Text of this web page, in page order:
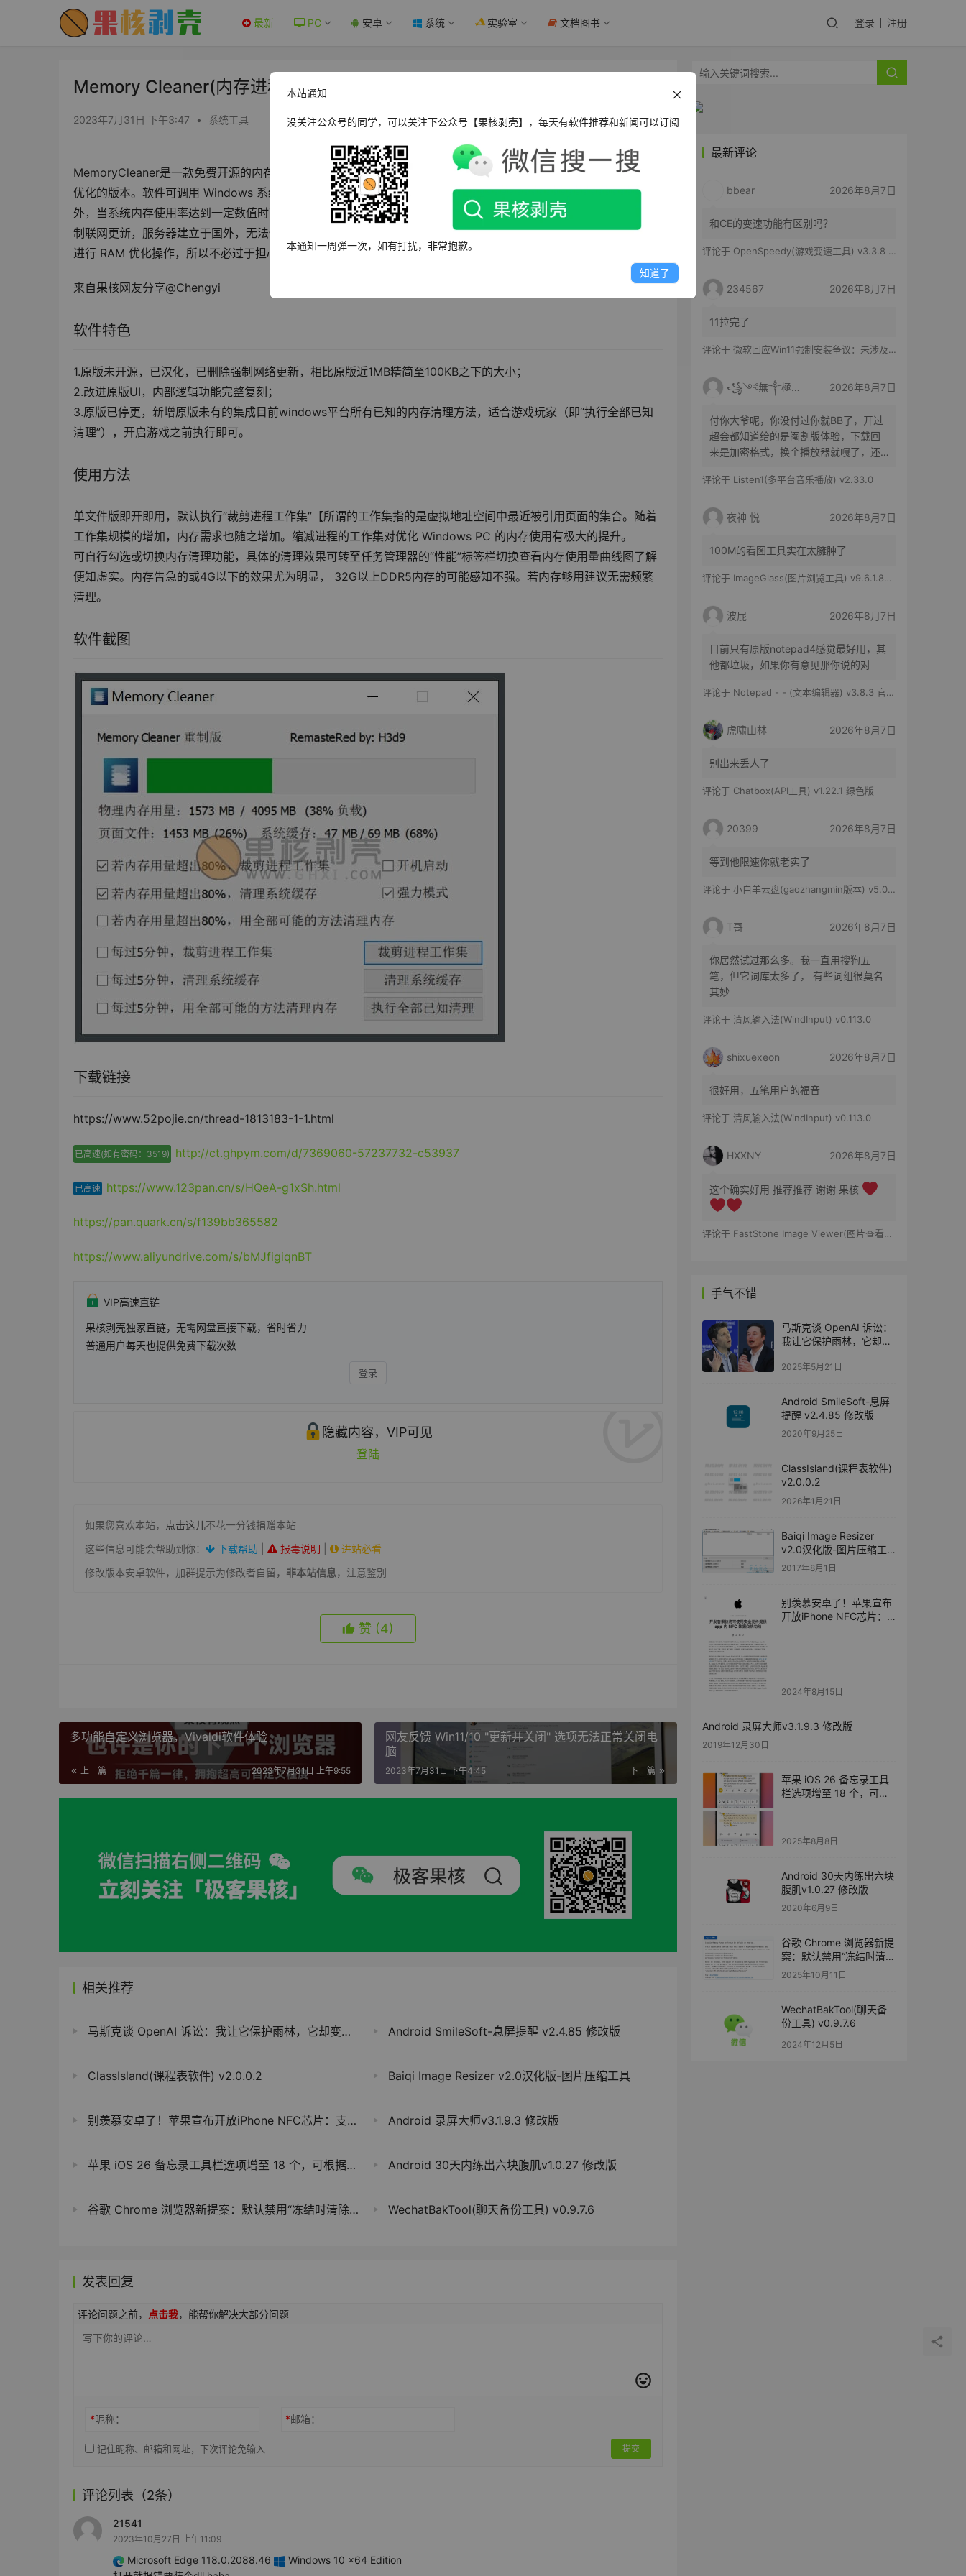
最新 PC 安卓 系统 实验室 文档图书 登录 注册
Memory Cleaner(内存进程清理工具) v22.10.1 单文件版 - 果核剥壳
2023年7月31日 下午3:47 • 系统工具
MemoryCleaner是一款免费开源的内存清理工具，功能强大，使用体验优于MemReduct。此为基于原版闭源而重制
优化的版本。软件可调用 Windows 系统内置的功能和能力来智能地释放无用内存空间,而不会影响到 PC 性能。另
外，当系统内存使用率达到一定数值时可自动执行对应的优化处理。原版致命的缺点则是无汉化甚至每次启动都需强
制联网更新，服务器建立于国外，无法使用。由于 Memory Cleaner 完全是调用了Windows 自身的内存优化功能来
进行 RAM 优化操作，所以不必过于担心此优化操作导致性能下降或内存出错。
来自果核网友分享@Chengyi
软件特色
1.原版未开源，已汉化，已删除强制网络更新，相比原版近1MB精简至100KB之下的大小；
2.改进原版UI，内部逻辑功能完整复刻；
3.原版已停更，新增原版未有的集成目前windows平台所有已知的内存清理方法，适合游戏玩家（即“执行全部已知
清理”），开启游戏之前执行即可。
使用方法
单文件版即开即用，默认执行“裁剪进程工作集”【所谓的工作集指的是虚拟地址空间中最近被引用页面的集合。随着
工作集规模的增加，内存需求也随之增加。缩减进程的工作集对优化 Windows PC 的内存使用有极大的提升。
可自行勾选或切换内存清理功能，具体的清理效果可转至任务管理器的“性能”标签栏切换查看内存使用量曲线图了解
便知虚实。内存告急的或4G以下的效果尤为明显， 32G以上DDR5内存的可能感知不强。若内存够用建议无需频繁
清理。
软件截图
下载链接
https://www.52pojie.cn/thread-1813183-1-1.html
已高速(如有密码：3519) http://ct.ghpym.com/d/7369060-57237732-c53937
已高速 https://www.123pan.cn/s/HQeA-g1xSh.html
https://pan.quark.cn/s/f139bb365582
https://www.aliyundrive.com/s/bMJfigiqnBT
VIP高速直链
果核剥壳独家直链，无需网盘直接下载，省时省力
普通用户每天也提供免费下载次数
登录
隐藏内容，VIP可见
登陆
如果您喜欢本站， 点击这儿不花一分钱捐赠本站
这些信息可能会帮助到你：
下载帮助 报毒说明
进站必看
修改版本安卓软件，加群提示为修改者自留， 非本站信息，注意鉴别
赞 (4)
多功能自定义浏览器，Vivaldi软件体验
上一篇 2023年7月31日 上午9:55
网友反馈 Win11/10 "更新并关闭" 选项无法正常关闭电
脑
下一篇
2023年7月31日 下午4:45
相关推荐
马斯克谈 OpenAI 诉讼：我让它保护雨林，它却变成了伐木公司 Android SmileSoft-息屏提醒 v2.4.85 修改版
ClassIsland(课程表软件) v2.0.0.2 Baiqi Image Resizer v2.0汉化版-图片压缩工具
别羡慕安卓了！苹果宣布开放iPhone NFC芯片：支持车钥匙、家门钥匙 Android 录屏大师v3.1.9.3 修改版
苹果 iOS 26 备忘录工具栏选项增至 18 个，可根据情境自适应切换 Android 30天内练出六块腹肌v1.0.27 修改版
谷歌 Chrome 浏览器新提案：默认禁用“冻结时清除内存”，多开标签页切换加载更顺畅 WechatBakTool(聊天备份工具) v0.9.7.6
发表回复
评论问题之前， 点击我，能帮你解决大部分问题
*昵称： *邮箱：
记住昵称、邮箱和网址，下次评论免输入 提交
评论列表（2条）
21541
2023年10月27日 上午11:09
Microsoft Edge 118.0.2088.46
Windows 10 x64 Edition
最新评论
bbear 2026年8月7日
和CE的变速功能有区别吗？
评论于 OpenSpeedy(游戏变速工具) v3.3.8 绿色版
234567 2026年8月7日
11拉完了
评论于 微软回应Win11强制安装争议：未涉及企业设备，承诺不用用户照片训练AI
꧁༺無༒極༻꧂ 2026年8月7日
付你大爷呢，你没付过你就BB了，开过
超会都知道给的是阉割版体验，下载回
来是加密格式，换个播放器就嘎了，还
评论于 Listen1(多平台音乐播放) v2.33.0
夜神 悦 2026年8月7日
100M的看图工具实在太臃肿了
评论于 ImageGlass(图片浏览工具) v9.6.1.807 官方便携版
波屁 2026年8月7日
目前只有原版notepad4感觉最好用，其
他都垃圾，如果你有意见那你说的对
评论于 Notepad - - (文本编辑器) v3.8.3 官方版
虎啸山林 2026年8月7日
别出来丢人了
评论于 Chatbox(API工具) v1.22.1 绿色版
20399 2026年8月7日
等到他限速你就老实了
评论于 小白羊云盘(gaozhangmin版本) v5.0.14
T哥 2026年8月7日
你居然试过那么多。我一直用搜狗五
笔，但它词库太多了， 有些词组很莫名
其妙
评论于 清风输入法(WindInput) v0.113.0
shixuexeon 2026年8月7日
很好用，五笔用户的福音
评论于 清风输入法(WindInput) v0.113.0
HXXNY 2026年8月7日
这个确实好用 推荐推荐 谢谢 果核
评论于 FastStone Image Viewer(图片查看工具) v8.5 便携版
手气不错
马斯克谈 OpenAI 诉讼：
我让它保护雨林，它却变
2025年5月21日
Android SmileSoft-息屏
提醒 v2.4.85 修改版
2020年9月25日
ClassIsland(课程表软件)
v2.0.0.2
2026年1月21日
Baiqi Image Resizer
v2.0汉化版-图片压缩工
具
2017年8月1日
别羡慕安卓了！苹果宣布
开放iPhone NFC芯片：
2024年8月15日
Android 录屏大师v3.1.9.3 修改版
2019年12月30日
苹果 iOS 26 备忘录工具
栏选项增至 18 个，可根
2025年8月8日
Android 30天内练出六块
腹肌v1.0.27 修改版
2020年6月9日
谷歌 Chrome 浏览器新提
案：默认禁用“冻结时清除
内存”，多开标签页切换加
2025年10月11日
WechatBakTool(聊天备
份工具) v0.9.7.6
2024年12月5日
本站通知
没关注公众号的同学，可以关注下公众号【果核剥壳】，每天有软件推荐和新闻可以订阅
本通知一周弹一次，如有打扰，非常抱歉。
知道了